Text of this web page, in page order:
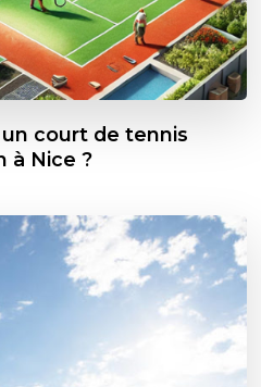
court de tennis
à Nice ?